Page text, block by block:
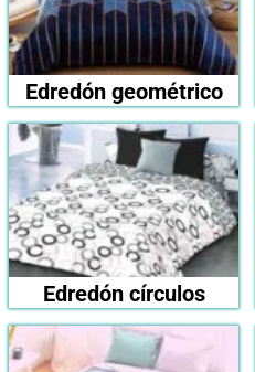
Edredón geométrico
Edredón círculos